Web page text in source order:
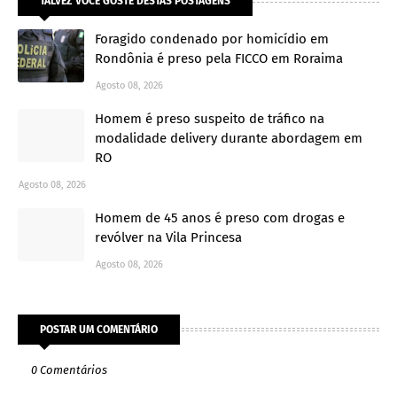
Foragido condenado por homicídio em
Rondônia é preso pela FICCO em Roraima
Agosto 08, 2026
Homem é preso suspeito de tráfico na
modalidade delivery durante abordagem em
RO
Agosto 08, 2026
Homem de 45 anos é preso com drogas e
revólver na Vila Princesa
Agosto 08, 2026
POSTAR UM COMENTÁRIO
0 Comentários